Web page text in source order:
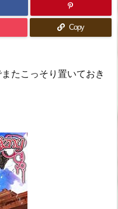
Copy
たこっそり置いておき